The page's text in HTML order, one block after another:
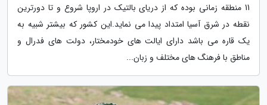
11 منطقه زمانی بوده که از دریای بالتیک در اروپا شروع و تا دورترین
نقطه در شرق آسیا امتداد پیدا می نماید.این کشور که بیشتر شبیه به
یک قاره می باشد دارای ایالت های خودمختار، دولت های فدرال و
مناطق با فرهنگ های مختلف و زبان...